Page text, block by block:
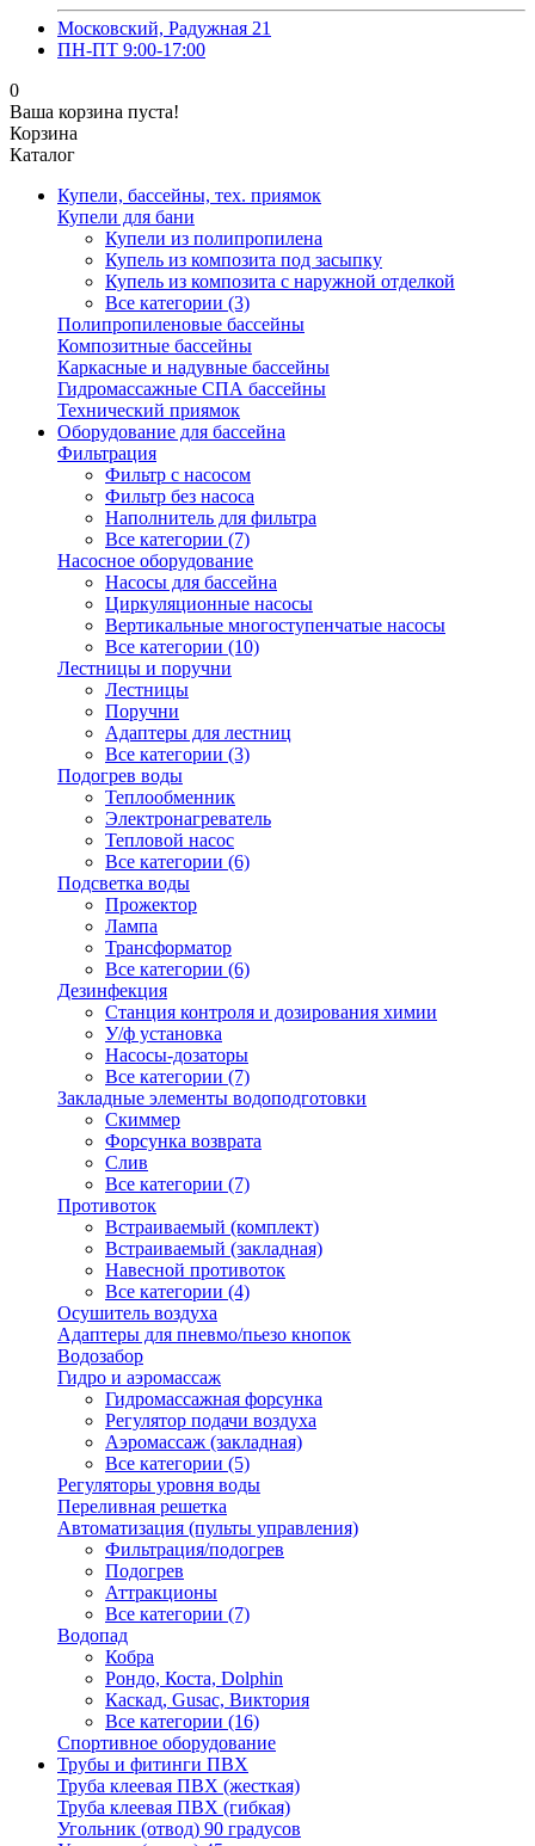
Московский, Радужная 21
ПН-ПТ 9:00-17:00
0
Ваша корзина пуста!
Корзина
Каталог
Купели, бассейны, тех. приямок
Купели для бани
Купели из полипропилена
Купель из композита под засыпку
Купель из композита с наружной отделкой
Все категории (3)
Полипропиленовые бассейны
Композитные бассейны
Каркасные и надувные бассейны
Гидромассажные СПА бассейны
Технический приямок
Оборудование для бассейна
Фильтрация
Фильтр с насосом
Фильтр без насоса
Наполнитель для фильтра
Все категории (7)
Насосное оборудование
Насосы для бассейна
Циркуляционные насосы
Вертикальные многоступенчатые насосы
Все категории (10)
Лестницы и поручни
Лестницы
Поручни
Адаптеры для лестниц
Все категории (3)
Подогрев воды
Теплообменник
Электронагреватель
Тепловой насос
Все категории (6)
Подсветка воды
Прожектор
Лампа
Трансформатор
Все категории (6)
Дезинфекция
Станция контроля и дозирования химии
У/ф установка
Насосы-дозаторы
Все категории (7)
Закладные элементы водоподготовки
Скиммер
Форсунка возврата
Слив
Все категории (7)
Противоток
Встраиваемый (комплект)
Встраиваемый (закладная)
Навесной противоток
Все категории (4)
Осушитель воздуха
Адаптеры для пневмо/пьезо кнопок
Водозабор
Гидро и аэромассаж
Гидромассажная форсунка
Регулятор подачи воздуха
Аэромассаж (закладная)
Все категории (5)
Регуляторы уровня воды
Переливная решетка
Автоматизация (пульты управления)
Фильтрация/подогрев
Подогрев
Аттракционы
Все категории (7)
Водопад
Кобра
Рондо, Коста, Dolphin
Каскад, Gusac, Виктория
Все категории (16)
Спортивное оборудование
Трубы и фитинги ПВХ
Труба клеевая ПВХ (жесткая)
Труба клеевая ПВХ (гибкая)
Угольник (отвод) 90 градусов